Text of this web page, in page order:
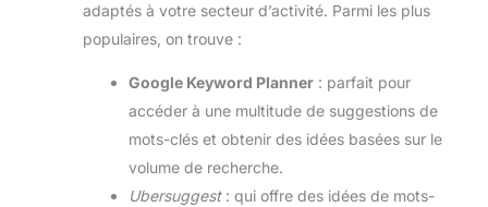
adaptés à votre secteur d’activité. Parmi les plus
populaires, on trouve :
Google Keyword Planner : parfait pour
accéder à une multitude de suggestions de
mots-clés et obtenir des idées basées sur le
volume de recherche.
Ubersuggest: qui offre des idées de mots-